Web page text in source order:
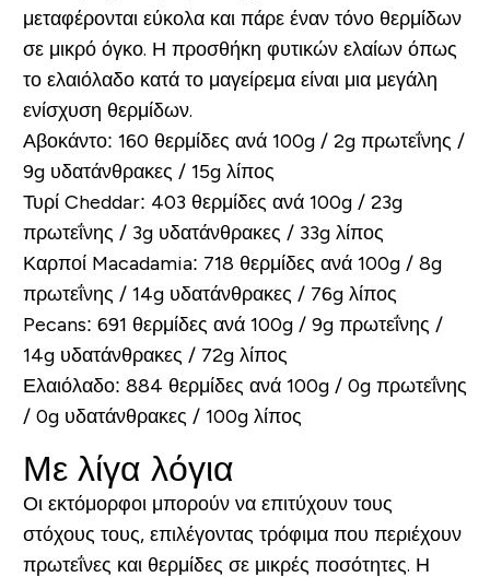
μεταφέρονται εύκολα και πάρε έναν τόνο θερμίδων
σε μικρό όγκο. Η προσθήκη φυτικών ελαίων όπως
το ελαιόλαδο κατά το μαγείρεμα είναι μια μεγάλη
ενίσχυση θερμίδων.
Αβοκάντο: 160 θερμίδες ανά 100g / 2g πρωτεΐνης /
9g υδατάνθρακες / 15g λίπος
Τυρί Cheddar: 403 θερμίδες ανά 100g / 23g
πρωτεΐνης / 3g υδατάνθρακες / 33g λίπος
Καρποί Macadamia: 718 θερμίδες ανά 100g / 8g
πρωτεΐνης / 14g υδατάνθρακες / 76g λίπος
Pecans: 691 θερμίδες ανά 100g / 9g πρωτεΐνης /
14g υδατάνθρακες / 72g λίπος
Ελαιόλαδο: 884 θερμίδες ανά 100g / 0g πρωτεΐνης
/ 0g υδατάνθρακες / 100g λίπος
Με λίγα λόγια
Οι εκτόμορφοι μπορούν να επιτύχουν τους
στόχους τους, επιλέγοντας τρόφιμα που περιέχουν
πρωτεΐνες και θερμίδες σε μικρές ποσότητες. Η